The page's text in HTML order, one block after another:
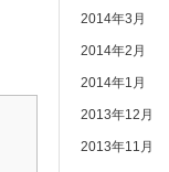
2014年3月
2014年2月
2014年1月
2013年12月
2013年11月